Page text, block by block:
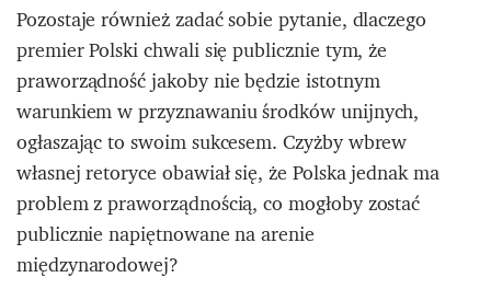
Pozostaje również zadać sobie pytanie, dlaczego
premier Polski chwali się publicznie tym, że
praworządność jakoby nie będzie istotnym
warunkiem w przyznawaniu środków unijnych,
ogłaszając to swoim sukcesem. Czyżby wbrew
własnej retoryce obawiał się, że Polska jednak ma
problem z praworządnością, co mogłoby zostać
publicznie napiętnowane na arenie
międzynarodowej?